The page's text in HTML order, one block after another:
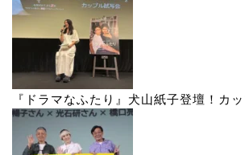
『ドラマなふたり』犬山紙子登壇！カ